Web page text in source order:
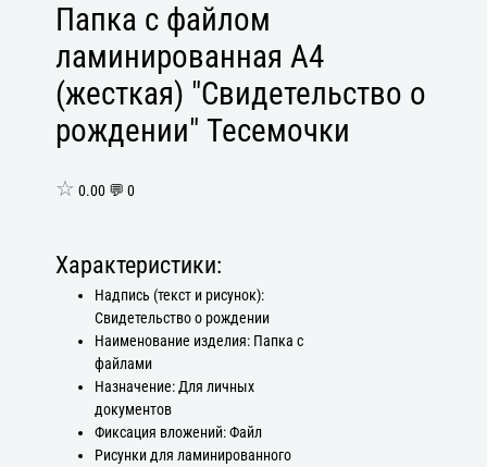
Папка с файлом
ламинированная А4
(жесткая) "Свидетельство о
рождении" Тесемочки
☆ 0.00 💬 0
Характеристики:
Надпись (текст и рисунок):
Свидетельство о рождении
Наименование изделия: Папка с
файлами
Назначение: Для личных
документов
Фиксация вложений: Файл
Рисунки для ламинированного